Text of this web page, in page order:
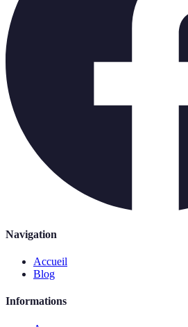
Navigation
Accueil
Blog
Informations